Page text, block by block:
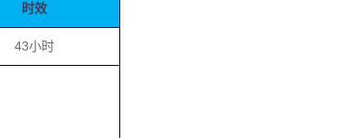
时效
43小时